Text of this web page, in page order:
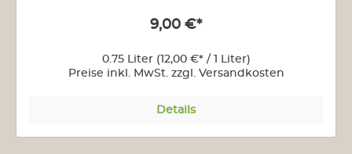
9,00 €*
0.75 Liter (12,00 €* / 1 Liter)
Preise inkl. MwSt. zzgl. Versandkosten
Details